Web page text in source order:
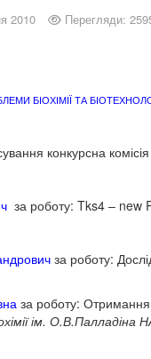
2010 Перегляди:
БІОХІМІЇ ТА
конкурсна
за роботу: Tks4 – new
за роботу:
за роботу:
ім. О.В.Палладіна